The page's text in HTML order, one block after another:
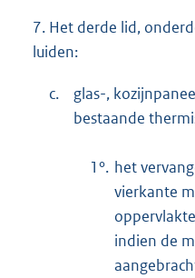
7. Het derde lid,
luiden:
c.
glas-,
bestaande
1°. het
vierkante
indien de